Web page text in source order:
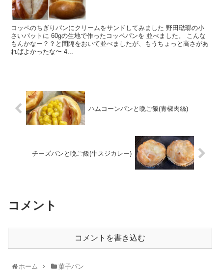
コッペのちぎりパンにクリームをサンドしてみました 野田琺瑯の小
さいバットに 60gの生地で作ったコッペパンを 並べました。 こんな
もんかなー？？と間隔をおいて並べましたが、もうちょっと高さがあ
ればよかったな〜 4...
ハムコーンパンと晩ご飯(青椒肉絲)
チーズパンと晩ご飯(牛スジカレー)
コメント
コメントを書き込む
ホーム 菓子パン